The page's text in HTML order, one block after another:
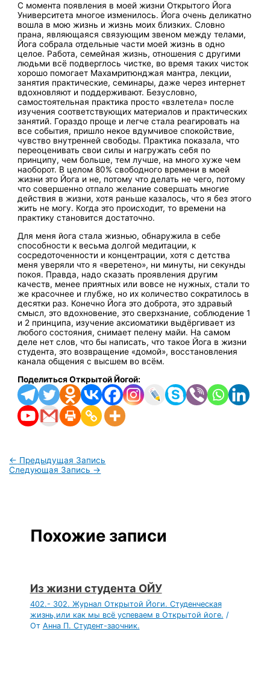
С момента появления в моей жизни Открытого Йога
Университета многое изменилось. Йога очень деликатно
вошла в мою жизнь и жизнь моих близких. Словно
прана, являющаяся связующим звеном между телами,
Йога собрала отдельные части моей жизнь в одно
целое. Работа, семейная жизнь, отношения с другими
людьми всё подверглось чистке, во время таких чисток
хорошо помогает Махамритюнджая мантра, лекции,
занятия практические, семинары, даже через интернет
вдохновляют и поддерживают. Безусловно,
самостоятельная практика просто «взлетела» после
изучения соответствующих материалов и практических
занятий. Гораздо проще и легче стала реагировать на
все события, пришло некое вдумчивое спокойствие,
чувство внутренней свободы. Практика показала, что
переоценивать свои силы и нагружать себя по
принципу, чем больше, тем лучше, на много хуже чем
наоборот. В целом 80% свободного времени в моей
жизни это Йога и не, потому что делать не чего, потому
что совершенно отпало желание совершать многие
действия в жизни, хотя раньше казалось, что я без этого
жить не могу. Когда это происходит, то времени на
практику становится достаточно.
Для меня йога стала жизнью, обнаружила в себе
способности к весьма долгой медитации, к
сосредоточенности и концентрации, хотя с детства
меня уверяли что я «веретено», ни минуты, ни секунды
покоя. Правда, надо сказать проявления другим
качеств, менее приятных или вовсе не нужных, стали то
же красочнее и глубже, но их количество сократилось в
десятки раз. Конечно Йога это доброта, это здравый
смысл, это вдохновение, это сверхзнание, соблюдение 1
и 2 принципа, изучение аксиоматики выдёргивает из
любого состояния, снимает пелену майи. На самом
деле нет слов, что бы написать, что такое Йога в жизни
студента, это возвращение «домой», восстановления
канала общения с высшем во всём.
Поделиться Открытой Йогой:
← Предыдущая Запись
Следующая Запись →
Похожие записи
Из жизни студента ОЙУ
402.- 302. Журнал Открытой Йоги. Студенческая
жизнь,или как мы всё успеваем в Открытой йоге. /
От Анна П. Студент-заочник.